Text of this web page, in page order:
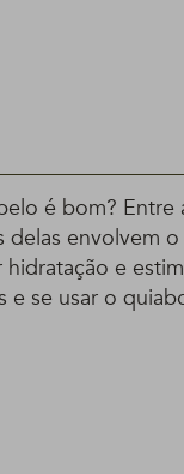
é bom?
envolvem
e
e se usar o